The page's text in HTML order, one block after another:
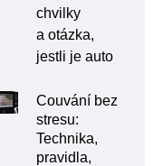
chvilky
a otázka,
jestli je auto
Couvání bez
stresu:
Technika,
pravidla,